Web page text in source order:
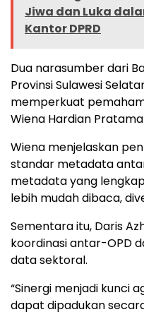
Jiwa dan Luka
Kantor DPRD
Dua narasumber dari
Provinsi Sulawesi
memperkuat
Wiena Hardian
Wiena menjelaskan
standar metadata
metadata yang
lebih mudah dibaca,
Sementara itu, Daris
koordinasi antar-OPD
data sektoral.
“Sinergi menjadi kunci
dapat dipadukan